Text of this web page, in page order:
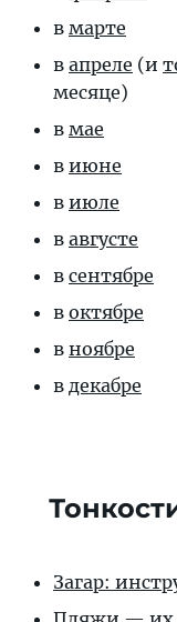
в марте
в апреле (и
месяце)
в мае
в июне
в июле
в августе
в сентябре
в октябре
в ноябре
в декабре
Загар: